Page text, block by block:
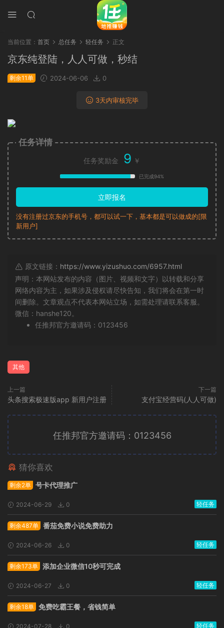
当前位置： 首页 总任务 轻任务 正文
京东纯登陆，人人可做，秒结
剩余11单 2024-06-06 0
3天内审核完毕
任务详情
任务奖励金 9 ￥
已完成94%
立即报名
没有注册过京东的手机号，都可以试一下，基本都是可以做成的[限
新用户]
原文链接： https://www.yizushuo.com/6957.html
声明：本网站发布的内容（图片、视频和文字）以转载和分享
网络内容为主，如果涉及侵权请尽快告知，我们将会在第一时
间删除。文章观点不代表本网站立场，如需处理请联系客服。
微信：hanshe120。
任推邦官方邀请码：0123456
其他
上一篇
头条搜索极速版app 新用户注册
下一篇
支付宝经营码(人人可做)
任推邦官方邀请码：0123456
猜你喜欢
剩余2单 号卡代理推广
2024-06-29 0 轻任务
剩余487单 番茄免费小说免费助力
2024-06-26 0 轻任务
剩余173单 添加企业微信10秒可完成
2024-06-27 0 轻任务
剩余18单 免费吃霸王餐，省钱简单
2024-07-28 0 轻任务